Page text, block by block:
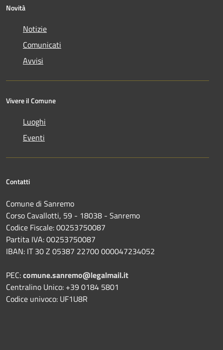
Novità
Notizie
Comunicati
Avvisi
Vivere il Comune
Luoghi
Eventi
Contatti
Comune di Sanremo
Corso Cavallotti, 59 - 18038 - Sanremo
Codice Fiscale: 00253750087
Partita IVA: 00253750087
IBAN: IT 30 Z 05387 22700 000047234052
PEC:comune.sanremo@legalmail.it
Centralino Unico: +39 0184 5801
Codice univoco: UF1U8R